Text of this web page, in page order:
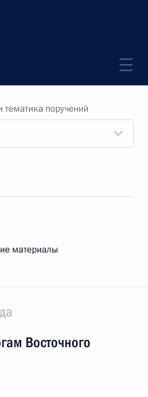
тематика поручений
материалы
Восточного